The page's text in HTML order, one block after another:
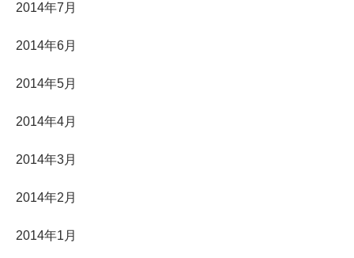
2014年7月
2014年6月
2014年5月
2014年4月
2014年3月
2014年2月
2014年1月